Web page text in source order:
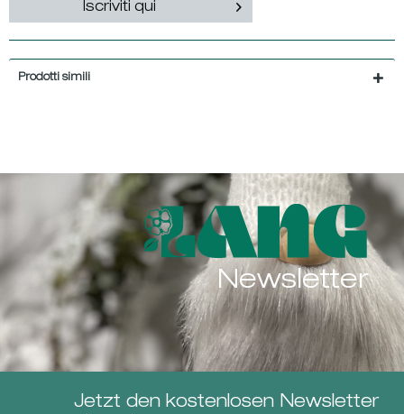
Iscriviti qui
Prodotti simili
Newsletter
Jetzt den kostenlosen Newsletter